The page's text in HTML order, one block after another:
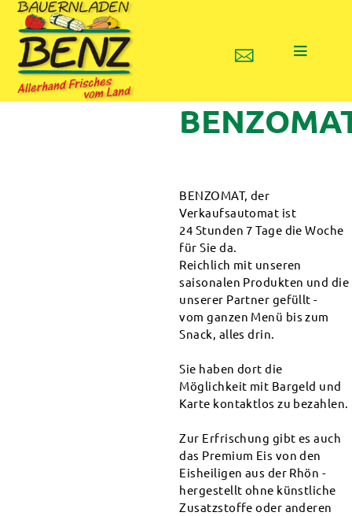
BENZOMAT, der
Verkaufsautomat ist
24 Stunden 7 Tage die Woche
für Sie da.
Reichlich mit unseren
saisonalen Produkten und die
unserer Partner gefüllt -
vom ganzen Menü bis zum
Snack, alles drin.
Sie haben dort die
Möglichkeit mit Bargeld und
Karte kontaktlos zu bezahlen.
Zur Erfrischung gibt es auch
das Premium Eis von den
Eisheiligen aus der Rhön -
hergestellt ohne künstliche
Zusatzstoffe oder anderen